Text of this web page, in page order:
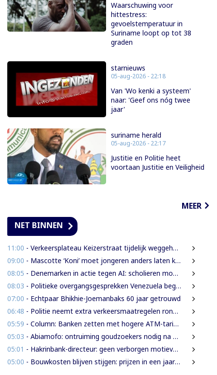
Waarschuwing voor
hittestress:
gevoelstemperatuur in
Suriname loopt op tot 38
graden
starnieuws
05-aug-2026 - 22:18
Van 'Wo kenki a systeem'
naar: 'Geef ons nóg twee
jaar'
suriname herald
05-aug-2026 - 22:17
Justitie en Politie heet
voortaan Justitie en Veiligheid
MEER
NET BINNEN
11:00 - Verkeersplateau Keizerstraat tijdelijk weggehaald vanwege chaos rond Domineestraat
09:00 - Mascotte ‘Koni’ moet jongeren anders laten kijken naar Surinaamse houtsector
08:05 - Denemarken in actie tegen AI: scholieren moeten extra mondelinge examens doen
08:03 - Politieke overgangsgesprekken Venezuela beginnen zonder Machado
07:00 - Echtpaar Bhikhie-Joemanbaks 60 jaar getrouwd
06:48 - Politie neemt extra verkeersmaatregelen rond afgesloten Domineestraat
05:59 - Column: Banken zetten met hogere ATM-tarieven digitale economie op achterstand
05:03 - Abiamofo: ontruiming goudzoekers nodig na dodelijke risico’s in Moeroekreek en 21 Bergi
05:01 - Hakrinbank-directeur: geen verborgen motieven bij verkoop DSB-belang
05:00 - Bouwkosten blijven stijgen: prijzen in een jaar tijd gemiddeld 7,3% hoger